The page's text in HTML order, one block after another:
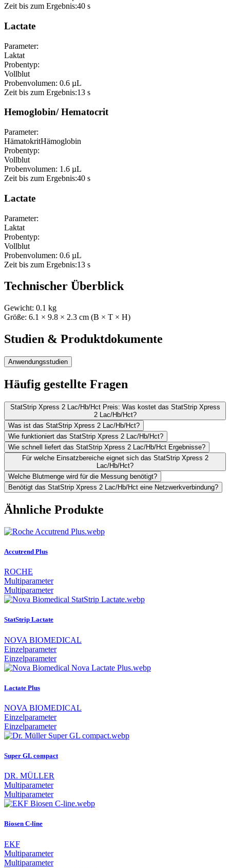
Zeit bis zum Ergebnis:40 s
Lactate
Parameter:
Laktat
Probentyp:
Vollblut
Probenvolumen: 0.6 µL
Zeit bis zum Ergebnis:13 s
Hemoglobin/ Hematocrit
Parameter:
HämatokritHämoglobin
Probentyp:
Vollblut
Probenvolumen: 1.6 µL
Zeit bis zum Ergebnis:40 s
Lactate
Parameter:
Laktat
Probentyp:
Vollblut
Probenvolumen: 0.6 µL
Zeit bis zum Ergebnis:13 s
Technischer Überblick
Gewicht: 0.1 kg
Größe: 6.1 × 9.8 × 2.3 cm (B × T × H)
Studien & Produktdokumente
Anwendungsstudien
Häufig gestellte Fragen
StatStrip Xpress 2 Lac/Hb/Hct Preis: Was kostet das StatStrip Xpress
2 Lac/Hb/Hct?
Was ist das StatStrip Xpress 2 Lac/Hb/Hct?
Wie funktioniert das StatStrip Xpress 2 Lac/Hb/Hct?
Wie schnell liefert das StatStrip Xpress 2 Lac/Hb/Hct Ergebnisse?
Für welche Einsatzbereiche eignet sich das StatStrip Xpress 2
Lac/Hb/Hct?
Welche Blutmenge wird für die Messung benötigt?
Benötigt das StatStrip Xpress 2 Lac/Hb/Hct eine Netzwerkverbindung?
Ähnliche Produkte
Accutrend Plus
ROCHE
Multiparameter
Multiparameter
StatStrip Lactate
NOVA BIOMEDICAL
Einzelparameter
Einzelparameter
Lactate Plus
NOVA BIOMEDICAL
Einzelparameter
Einzelparameter
Super GL compact
DR. MÜLLER
Multiparameter
Multiparameter
Biosen C-line
EKF
Multiparameter
Multiparameter